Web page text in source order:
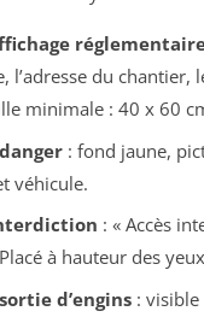
l’adresse du
minimale : 40 x 60
: fond jaune,
véhicule.
: « Accès
à hauteur des
d’engins: visible